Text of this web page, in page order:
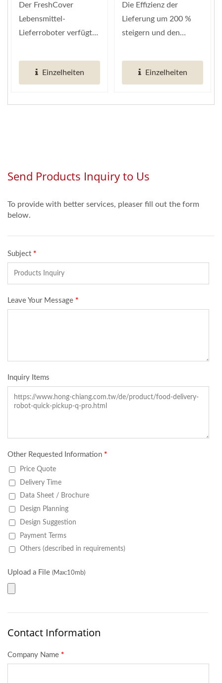
Der FreshCover
Lebensmittel-
Lieferroboter verfügt
"vollautomatische
Schutzhülle",...
Einzelheiten
Die Effizienz der
Lieferung um 200 %
steigern und den
halbieren, erkennt das
KI-System...Einzelheiten